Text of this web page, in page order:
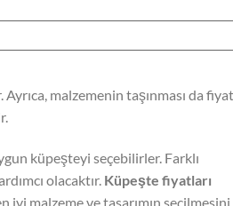
malzemenin taşınması da
küpeşteyi seçebilirler. Farklı
olacaktır. Küpeşte fiyatları
malzeme ve tasarımın seçilmesini